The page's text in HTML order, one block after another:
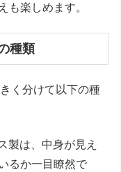
も楽しめます。
種類
く分けて以下の種
製は、中身が見え
るか一目瞭然で